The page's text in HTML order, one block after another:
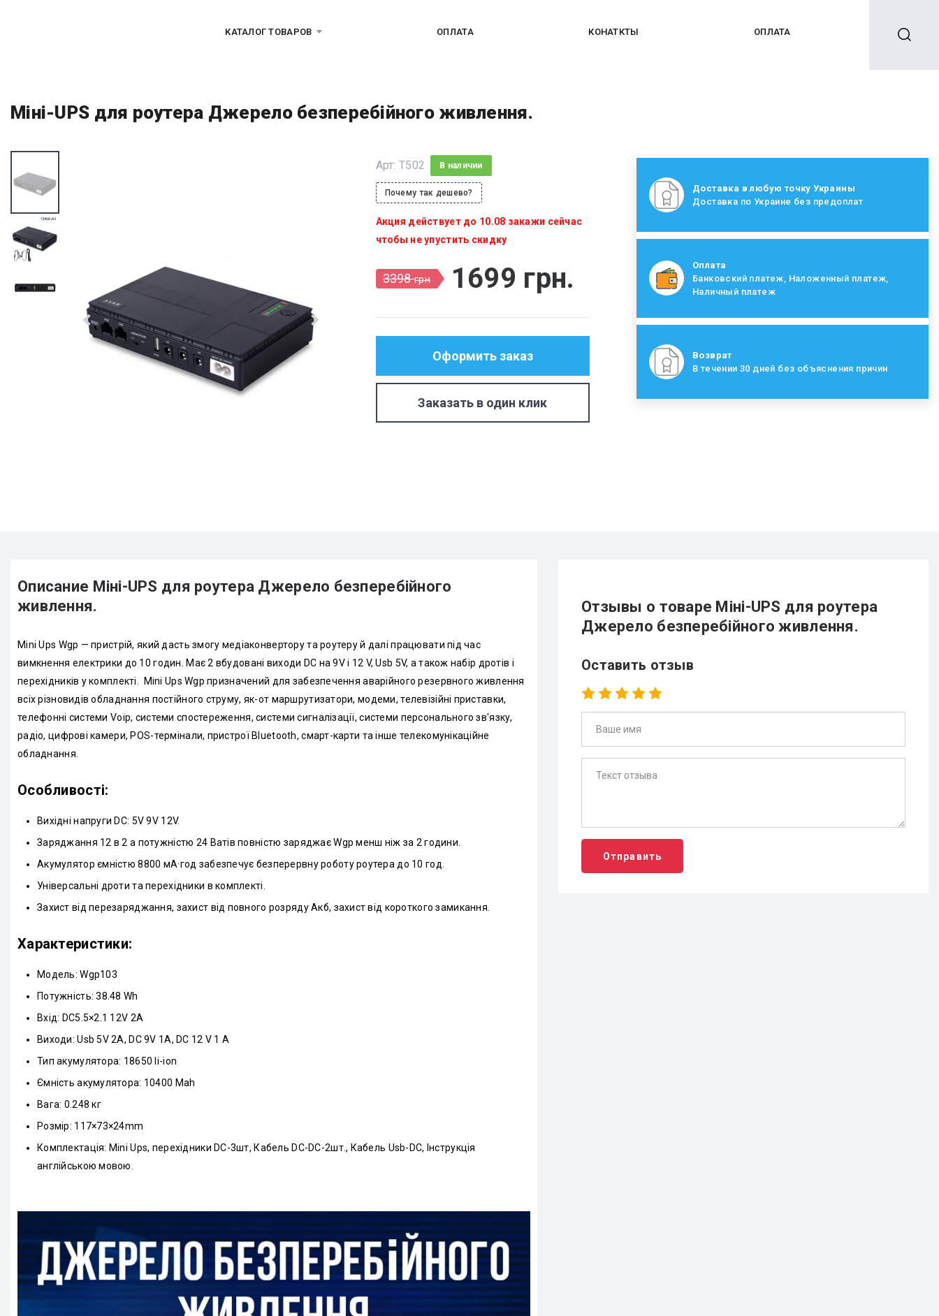
КАТАЛОГ ТОВАРОВ ОПЛАТА КОНАТКТЫ ОПЛАТА
Міні-UPS для роутера Джерело безперебійного живлення.
Арт:T502 В наличии
Почему так дешево?
Акция действует до 10.08 закажи сейчас
чтобы не упустить скидку
3398грн 1699 грн.
Оформить заказ
Заказать в один клик
Доставка в любую точку Украины
Доставка по Украине без предоплат
Оплата
Банковский платеж, Наложенный платеж,
Наличный платеж
Возврат
В течении 30 дней без объяснения причин
Описание Міні-UPS для роутера Джерело безперебійного
живлення.
Mini Ups Wgp — пристрій, який дасть змогу медіаконвертору та роутеру й далі працювати під час
вимкнення електрики до 10 годин. Має 2 вбудовані виходи DC на 9V і 12 V, Usb 5V, а також набір дротів і
перехідників у комплекті. Mini Ups Wgp призначений для забезпечення аварійного резервного живлення
всіх різновидів обладнання постійного струму, як-от маршрутизатори, модеми, телевізійні приставки,
телефонні системи Voip, системи спостереження, системи сигналізації, системи персонального зв'язку,
радіо, цифрові камери, POS-термінали, пристрої Bluetooth, смарт-карти та інше телекомунікаційне
обладнання.
Особливості:
Вихідні напруги DC: 5V 9V 12V.
Заряджання 12 в 2 а потужністю 24 Ватів повністю заряджає Wgp менш ніж за 2 години.
Акумулятор ємністю 8800 мА·год забезпечує безперервну роботу роутера до 10 год.
Універсальні дроти та перехідники в комплекті.
Захист від перезаряджання, захист від повного розряду Акб, захист від короткого замикання.
Характеристики:
Модель: Wgp103
Потужність: 38.48 Wh
Вхід: DC5.5×2.1 12V 2A
Виходи: Usb 5V 2A, DC 9V 1A, DC 12 V 1 A
Тип акумулятора: 18650 li-ion
Ємність акумулятора: 10400 Mah
Вага: 0.248 кг
Розмір: 117×73×24mm
Комплектація: Mini Ups, перехідники DC-3шт, Кабель DC-DC-2шт., Кабель Usb-DC, Інструкція
англійською мовою.
Отзывы о товаре Міні-UPS для роутера
Джерело безперебійного живлення.
Оставить отзыв
Отправить